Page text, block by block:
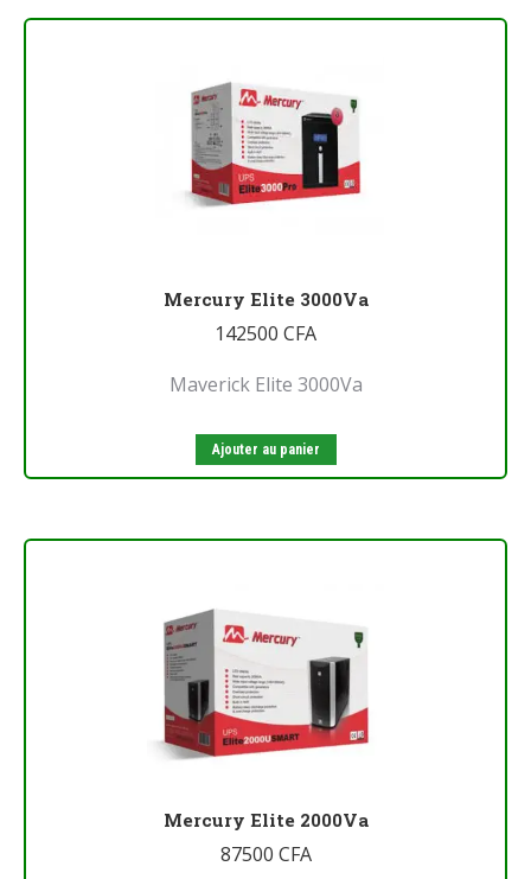
Mercury Elite 3000Va
142500 CFA
Maverick Elite 3000Va
Ajouter au panier
Mercury Elite 2000Va
87500 CFA